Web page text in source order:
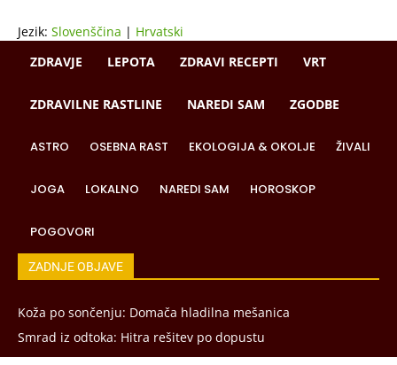
Jezik: Slovenščina | Hrvatski
ZDRAVJE
LEPOTA ZDRAVI RECEPTI VRT
ZDRAVILNE RASTLINE NAREDI SAM ZGODBE
ASTRO OSEBNA RAST EKOLOGIJA & OKOLJE ŽIVALI
JOGA LOKALNO NAREDI SAM HOROSKOP
POGOVORI
ZADNJE OBJAVE
Koža po sončenju: Domača hladilna mešanica
Smrad iz odtoka: Hitra rešitev po dopustu
Pokanje korenja: Kako ga preprečiti po suši